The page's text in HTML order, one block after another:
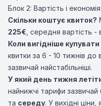
Блок 2: Вартість і економія
Скільки коштує квиток?
225€ , середня вартість -
Коли вигідніше
квитки за 6 - 10 тижнів до
зазвичай найстабільніші.
У який день тижня
найнижчі тарифи
та середу. У вихідні